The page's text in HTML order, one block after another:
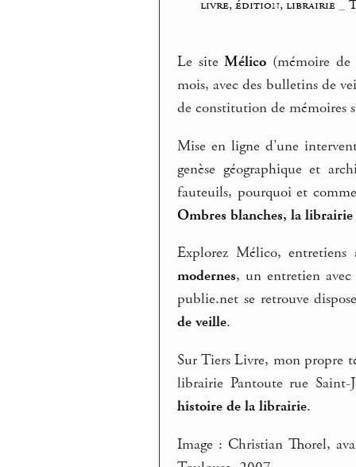
livre, édition, librairie_
Le siteMélico (mémoire
mois, avec des bulletins de
de constitution de mémoires
Mise en ligne d’une
genèse géographique et
fauteuils, pourquoi et
Ombres blanches, la librairie
Explorez Mélico,
modernes, un entretien avec
publie.net se retrouve
de veille.
Sur Tiers Livre, mon propre
librairie Pantoute rue
histoire de la librairie.
Image : Christian Thorel,